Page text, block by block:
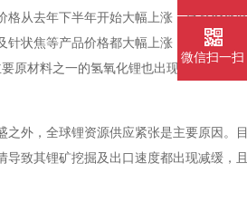
格从去年下半年开始大幅上涨，至今价格
状焦等产品价格都大幅上涨，例如六氟磷
主要原材料之一的氢氧化锂也出现了价格上
外，全球锂资源供应紧张是主要原因
导致其锂矿挖掘及出口速度都出现减缓
微信扫一扫